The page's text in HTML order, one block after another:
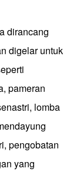
dirancang
digelar untuk
pameran
lomba
pengobatan
yang